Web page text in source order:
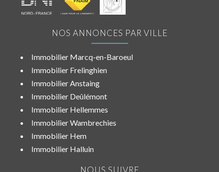
NOS ANNONCES PAR VILLE
Immobilier Marcq-en-Baroeul
Immobilier Frelinghien
Immobilier Anstaing
Immobilier Deûlémont
Immobilier Hellemmes
Immobilier Wambrechies
Immobilier Hem
Immobilier Halluin